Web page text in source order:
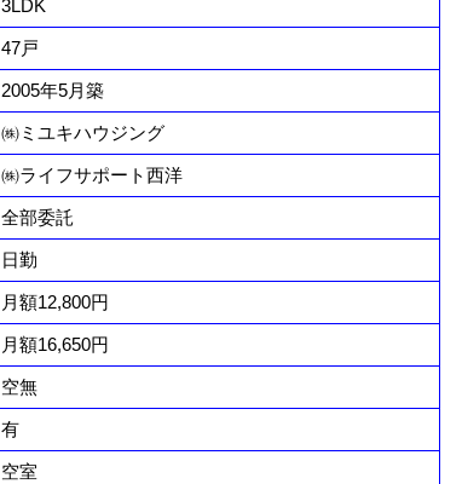
3LDK
47戸
2005年5月築
㈱ミユキハウジング
㈱ライフサポート西洋
全部委託
日勤
月額12,800円
月額16,650円
空無
有
空室